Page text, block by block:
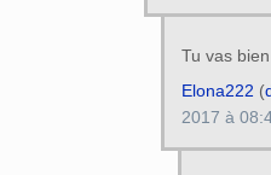
Tu vas
Elona222 (
2017 à